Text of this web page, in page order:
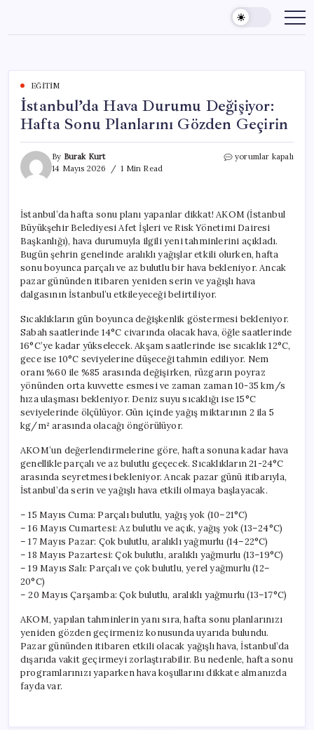
content
EĞITIM
İstanbul’da Hava Durumu Değişiyor:
Hafta Sonu Planlarını Gözden Geçirin
By Burak Kurt
14 Mayıs 2026
1 Min Read
İstanbul’da
Sonu
Planlarını
Gözden
Geçirin
için
yorumlar kapalı
İstanbul’da hafta sonu planı yapanlar dikkat! AKOM (İstanbul
Büyükşehir Belediyesi Afet İşleri ve Risk Yönetimi Dairesi
Başkanlığı), hava durumuyla ilgili yeni tahminlerini açıkladı.
Bugün şehrin genelinde aralıklı yağışlar etkili olurken, hafta
sonu boyunca parçalı ve az bulutlu bir hava bekleniyor. Ancak
pazar gününden itibaren yeniden serin ve yağışlı hava
dalgasının İstanbul’u etkileyeceği belirtiliyor.
Sıcaklıkların gün boyunca değişkenlik göstermesi bekleniyor.
Sabah saatlerinde 14°C civarında olacak hava, öğle saatlerinde
16°C’ye kadar yükselecek. Akşam saatlerinde ise sıcaklık 12°C,
gece ise 10°C seviyelerine düşeceği tahmin ediliyor. Nem
oranı %60 ile %85 arasında değişirken, rüzgarın poyraz
yönünden orta kuvvette esmesi ve zaman zaman 10-35 km/s
hıza ulaşması bekleniyor. Deniz suyu sıcaklığı ise 15°C
seviyelerinde ölçülüyor. Gün içinde yağış miktarının 2 ila 5
kg/m² arasında olacağı öngörülüyor.
AKOM’un değerlendirmelerine göre, hafta sonuna kadar hava
genellikle parçalı ve az bulutlu geçecek. Sıcaklıkların 21-24°C
arasında seyretmesi bekleniyor. Ancak pazar günü itibarıyla,
İstanbul’da serin ve yağışlı hava etkili olmaya başlayacak.
– 15 Mayıs Cuma: Parçalı bulutlu, yağış yok (10–21°C)
– 16 Mayıs Cumartesi: Az bulutlu ve açık, yağış yok (13–24°C)
– 17 Mayıs Pazar: Çok bulutlu, aralıklı yağmurlu (14–22°C)
– 18 Mayıs Pazartesi: Çok bulutlu, aralıklı yağmurlu (13–19°C)
– 19 Mayıs Salı: Parçalı ve çok bulutlu, yerel yağmurlu (12–
20°C)
– 20 Mayıs Çarşamba: Çok bulutlu, aralıklı yağmurlu (13–17°C)
AKOM, yapılan tahminlerin yanı sıra, hafta sonu planlarınızı
yeniden gözden geçirmeniz konusunda uyarıda bulundu.
Pazar gününden itibaren etkili olacak yağışlı hava, İstanbul’da
dışarıda vakit geçirmeyi zorlaştırabilir. Bu nedenle, hafta sonu
programlarınızı yaparken hava koşullarını dikkate almanızda
fayda var.